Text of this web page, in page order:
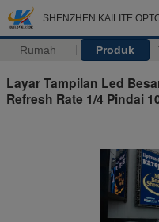
SHENZHEN KAILITE
Rumah Produk
Layar Tampilan Led
Refresh Rate 1/4 Pindai